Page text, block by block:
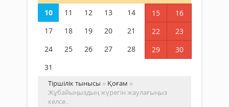
10
11 12 13 14 15
16
17
18 19 20 21 22
23
24
25 26 27 28 29
30
31
Тіршілік тынысы » Қоғам »
Жұбайыңыздың жүрегін жаулағыңыз
келсе..